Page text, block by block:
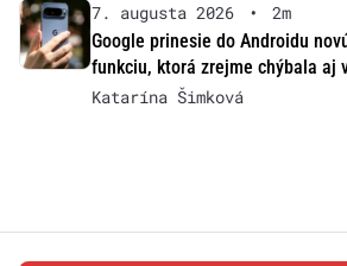
7. augusta 2026 •
2m
Google prinesie do Androidu
funkciu, ktorá zrejme chýbala aj
Katarína Šimková